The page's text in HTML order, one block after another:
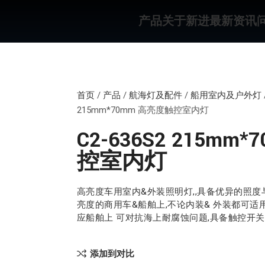
产品关于新进最新资讯
首页/ 产品 / 航海灯及配件/ 船用室内及户外灯
215mm*70mm 高亮度触控室内灯
C2-636S2
控室内灯
高亮度车用室内&外装照明灯,,具备优异的照
亮度的商用车&船舶上,不论内装& 外装都可适
应船舶上 可对抗海上耐腐蚀问题,具备触控开
添加到对比